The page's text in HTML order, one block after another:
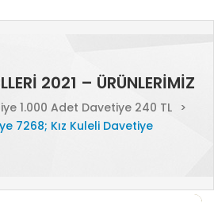
2021 – ÜRÜNLERIMIZ
1.000 Adet Davetiye 240 TL
>
7268; Kız Kuleli Davetiye